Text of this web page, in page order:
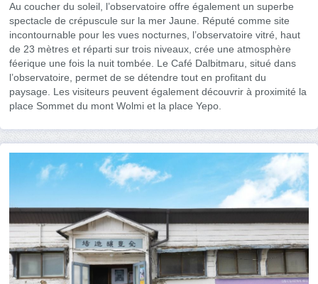
Au coucher du soleil, l’observatoire offre également un superbe
spectacle de crépuscule sur la mer Jaune. Réputé comme site
incontournable pour les vues nocturnes, l’observatoire vitré, haut
de 23 mètres et réparti sur trois niveaux, crée une atmosphère
féerique une fois la nuit tombée. Le Café Dalbitmaru, situé dans
l’observatoire, permet de se détendre tout en profitant du
paysage. Les visiteurs peuvent également découvrir à proximité la
place Sommet du mont Wolmi et la place Yepo.